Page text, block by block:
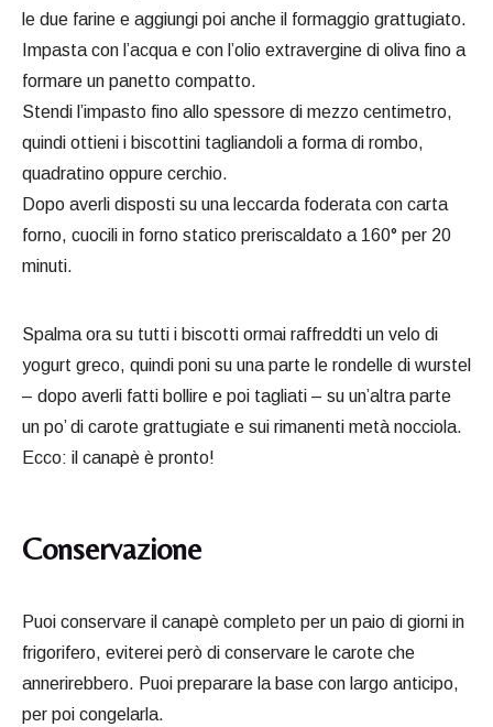
le due farine e aggiungi poi anche il formaggio grattugiato.
Impasta con l’acqua e con l’olio extravergine di oliva fino a
formare un panetto compatto.
Stendi l’impasto fino allo spessore di mezzo centimetro,
quindi ottieni i biscottini tagliandoli a forma di rombo,
quadratino oppure cerchio.
Dopo averli disposti su una leccarda foderata con carta
forno, cuocili in forno statico preriscaldato a 160° per 20
minuti.
Spalma ora su tutti i biscotti ormai raffreddti un velo di
yogurt greco, quindi poni su una parte le rondelle di wurstel
– dopo averli fatti bollire e poi tagliati – su un’altra parte
un po’ di carote grattugiate e sui rimanenti metà nocciola.
Ecco: il canapè è pronto!
Conservazione
Puoi conservare il canapè completo per un paio di giorni in
frigorifero, eviterei però di conservare le carote che
annerirebbero. Puoi preparare la base con largo anticipo,
per poi congelarla.